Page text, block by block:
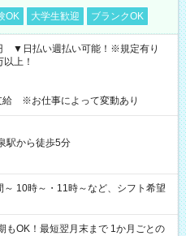
OK 大学生歓迎 ブランクOK
▼日払い週払い可能！※規定有り
上！
給 ※お仕事によって変動あり
駅から徒歩5分
10時～・11時～など、シフト希望
もOK！最短翌月末まで 1か月ごとの